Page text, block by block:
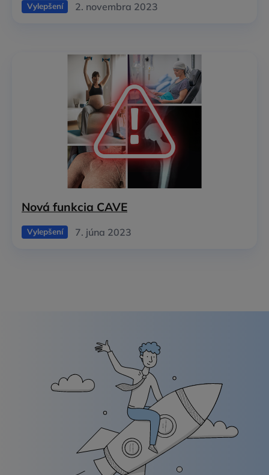
Vylepšení 2. novembra 2023
Nová funkcia CAVE
Vylepšení 7. júna 2023